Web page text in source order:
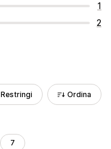
1
2
Restringi Ordina
7